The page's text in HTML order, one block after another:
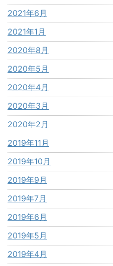
2021年6月
2021年1月
2020年8月
2020年5月
2020年4月
2020年3月
2020年2月
2019年11月
2019年10月
2019年9月
2019年7月
2019年6月
2019年5月
2019年4月